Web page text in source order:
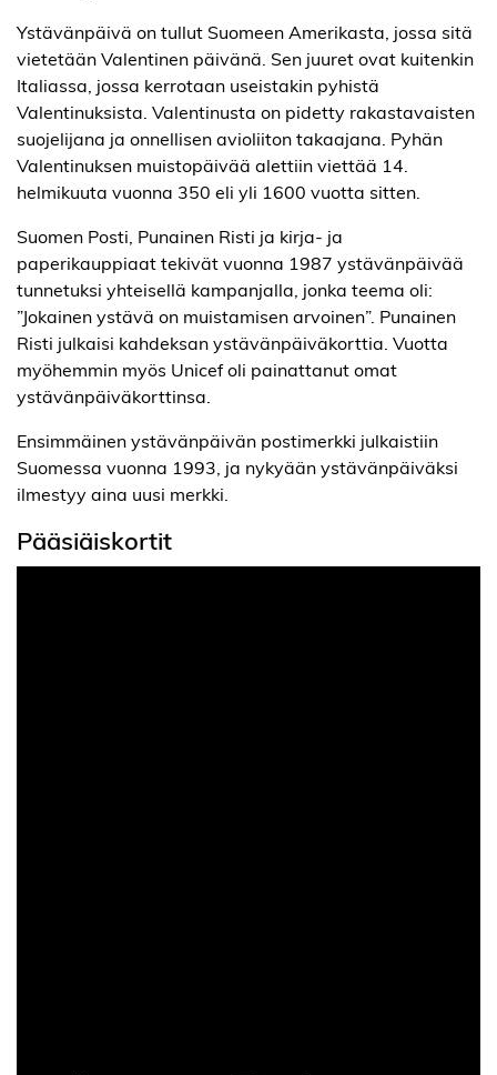
Ystävänpäivä on tullut Suomeen Amerikasta, jossa sitä
vietetään Valentinen päivänä. Sen juuret ovat kuitenkin
Italiassa, jossa kerrotaan useistakin pyhistä
Valentinuksista. Valentinusta on pidetty rakastavaisten
suojelijana ja onnellisen avioliiton takaajana. Pyhän
Valentinuksen muistopäivää alettiin viettää 14.
helmikuuta vuonna 350 eli yli 1600 vuotta sitten.
Suomen Posti, Punainen Risti ja kirja- ja
paperikauppiaat tekivät vuonna 1987 ystävänpäivää
tunnetuksi yhteisellä kampanjalla, jonka teema oli:
”Jokainen ystävä on muistamisen arvoinen”. Punainen
Risti julkaisi kahdeksan ystävänpäiväkorttia. Vuotta
myöhemmin myös Unicef oli painattanut omat
ystävänpäiväkorttinsa.
Ensimmäinen ystävänpäivän postimerkki julkaistiin
Suomessa vuonna 1993, ja nykyään ystävänpäiväksi
ilmestyy aina uusi merkki.
Pääsiäiskortit